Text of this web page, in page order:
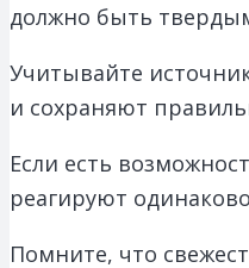
должно быть
Учитывайте
и сохраняют
Если есть
реагируют
Помните, что